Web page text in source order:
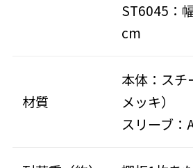
ST6045：
cm
材質
本体：スチ
メッキ）
スリーブ：